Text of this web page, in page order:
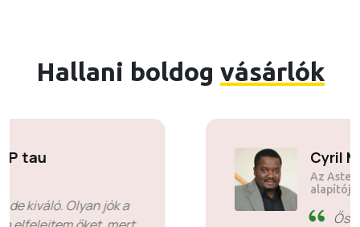
Hallani boldog vásárlók
A Mogen Pty Ltd. alapítója és